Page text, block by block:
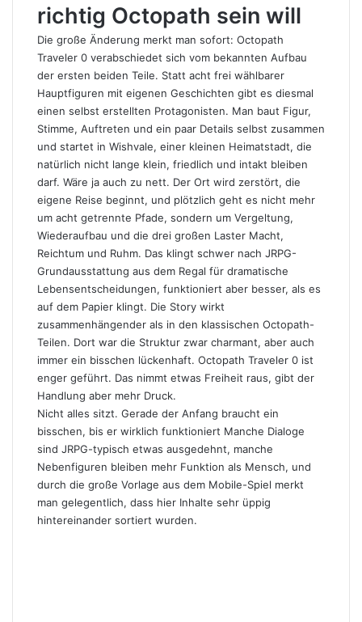
richtig Octopath sein will
Die große Änderung merkt man sofort: Octopath
Traveler 0 verabschiedet sich vom bekannten Aufbau
der ersten beiden Teile. Statt acht frei wählbarer
Hauptfiguren mit eigenen Geschichten gibt es diesmal
einen selbst erstellten Protagonisten. Man baut Figur,
Stimme, Auftreten und ein paar Details selbst zusammen
und startet in Wishvale, einer kleinen Heimatstadt, die
natürlich nicht lange klein, friedlich und intakt bleiben
darf. Wäre ja auch zu nett. Der Ort wird zerstört, die
eigene Reise beginnt, und plötzlich geht es nicht mehr
um acht getrennte Pfade, sondern um Vergeltung,
Wiederaufbau und die drei großen Laster Macht,
Reichtum und Ruhm. Das klingt schwer nach JRPG-
Grundausstattung aus dem Regal für dramatische
Lebensentscheidungen, funktioniert aber besser, als es
auf dem Papier klingt. Die Story wirkt
zusammenhängender als in den klassischen Octopath-
Teilen. Dort war die Struktur zwar charmant, aber auch
immer ein bisschen lückenhaft. Octopath Traveler 0 ist
enger geführt. Das nimmt etwas Freiheit raus, gibt der
Handlung aber mehr Druck.
Nicht alles sitzt. Gerade der Anfang braucht ein
bisschen, bis er wirklich funktioniert Manche Dialoge
sind JRPG-typisch etwas ausgedehnt, manche
Nebenfiguren bleiben mehr Funktion als Mensch, und
durch die große Vorlage aus dem Mobile-Spiel merkt
man gelegentlich, dass hier Inhalte sehr üppig
hintereinander sortiert wurden.